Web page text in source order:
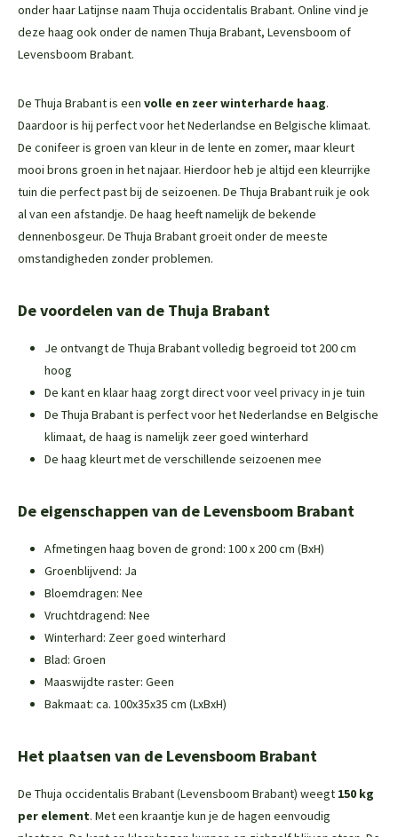
onder haar Latijnse naam Thuja occidentalis Brabant. Online vind je
deze haag ook onder de namen Thuja Brabant, Levensboom of
Levensboom Brabant.
De Thuja Brabant is een volle en zeer winterharde haag.
Daardoor is hij perfect voor het Nederlandse en Belgische klimaat.
De conifeer is groen van kleur in de lente en zomer, maar kleurt
mooi brons groen in het najaar. Hierdoor heb je altijd een kleurrijke
tuin die perfect past bij de seizoenen. De Thuja Brabant ruik je ook
al van een afstandje. De haag heeft namelijk de bekende
dennenbosgeur. De Thuja Brabant groeit onder de meeste
omstandigheden zonder problemen.
De voordelen van de Thuja Brabant
Je ontvangt de Thuja Brabant volledig begroeid tot 200 cm
hoog
De kant en klaar haag zorgt direct voor veel privacy in je tuin
De Thuja Brabant is perfect voor het Nederlandse en Belgische
klimaat, de haag is namelijk zeer goed winterhard
De haag kleurt met de verschillende seizoenen mee
De eigenschappen van de Levensboom Brabant
Afmetingen haag boven de grond: 100 x 200 cm (BxH)
Groenblijvend: Ja
Bloemdragen: Nee
Vruchtdragend: Nee
Winterhard: Zeer goed winterhard
Blad: Groen
Maaswijdte raster: Geen
Bakmaat: ca. 100x35x35 cm (LxBxH)
Het plaatsen van de Levensboom Brabant
De Thuja occidentalis Brabant (Levensboom Brabant) weegt 150 kg
per element. Met een kraantje kun je de hagen eenvoudig